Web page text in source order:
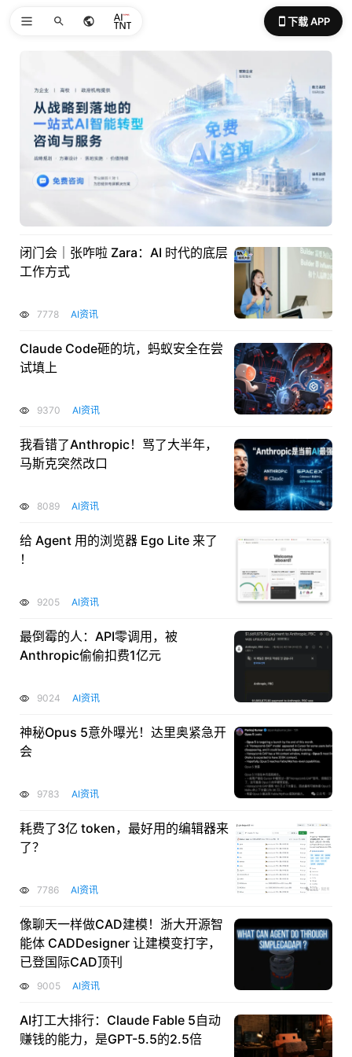
下载 APP
闭门会｜张咋啦 Zara：AI 时代的底层
工作方式
7778 AI资讯
Claude Code砸的坑，蚂蚁安全在尝
试填上
9370 AI资讯
我看错了Anthropic！骂了大半年，
马斯克突然改口
8089 AI资讯
给 Agent 用的浏览器 Ego Lite 来了
！
9205 AI资讯
最倒霉的人：API零调用，被
Anthropic偷偷扣费1亿元
9024 AI资讯
神秘Opus 5意外曝光！达里奥紧急开
会
9783 AI资讯
耗费了3亿 token，最好用的编辑器来
了？
7786 AI资讯
像聊天一样做CAD建模！浙大开源智
能体 CADDesigner 让建模变打字，
已登国际CAD顶刊
9005 AI资讯
AI打工大排行：Claude Fable 5自动
赚钱的能力，是GPT-5.5的2.5倍